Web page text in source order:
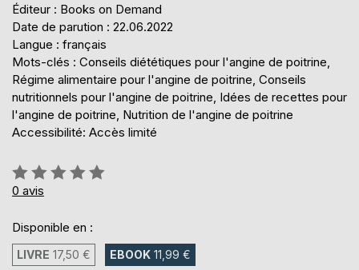
Éditeur : Books on Demand
Date de parution : 22.06.2022
Langue : français
Mots-clés : Conseils diététiques pour l'angine de poitrine,
Régime alimentaire pour l'angine de poitrine, Conseils
nutritionnels pour l'angine de poitrine, Idées de recettes pour
l'angine de poitrine, Nutrition de l'angine de poitrine
Accessibilité: Accès limité
Évaluation:
0%
0 avis
Disponible en :
LIVRE 17,50 € EBOOK 11,99 €